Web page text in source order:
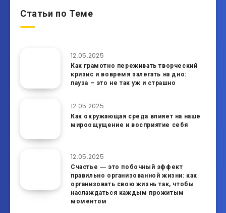
Статьи по Теме
12.05.2025
Как грамотно переживать творческий
кризис и вовремя залегать на дно:
пауза – это не так уж и страшно
12.05.2025
Как окружающая среда влияет на наше
мироощущение и восприятие себя
12.05.2025
Счастье ― это побочный эффект
правильно организованной жизни: как
организовать свою жизнь так, чтобы
наслаждаться каждым прожитым
моментом